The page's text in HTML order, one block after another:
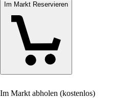
Im Markt Reservieren
Im Markt abholen (kostenlos)